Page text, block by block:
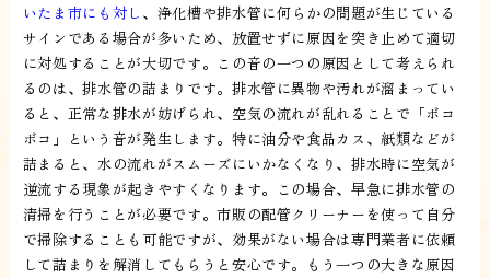
いたま市にも対し 、浄化槽や排水管に何らかの問題が生じている
サインである場合が多いため、放置せずに原因を突き止めて適切
に対処することが大切です。この音の一つの原因として考えられ
るのは、排水管の詰まりです。排水管に異物や汚れが溜まってい
ると、正常な排水が妨げられ、空気の流れが乱れることで「ボコ
ボコ」という音が発生します。特に油分や食品カス、紙類などが
詰まると、水の流れがスムーズにいかなくなり、排水時に空気が
逆流する現象が起きやすくなります。この場合、早急に排水管の
清掃を行うことが必要です。市販の配管クリーナーを使って自分
で掃除することも可能ですが、効果がない場合は専門業者に依頼
して詰まりを解消してもらうと安心です。もう一つの大きな原因